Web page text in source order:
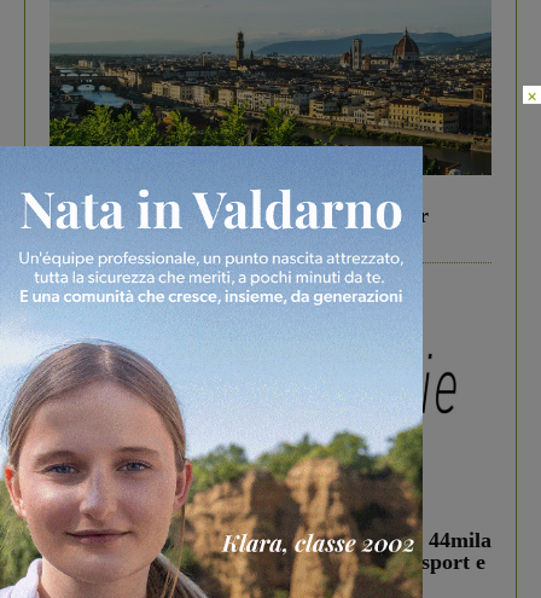
In vetrina
Gita di famiglia a Firenze: 5 idee per far
divertire i tuoi figli
In vetrina 3 Agosto 2026
Estra Notizie agosto: Smart Cities, oltre 44mila
studenti coinvolti, torna il bando per lo sport e
debutta il podcast Estrair
×